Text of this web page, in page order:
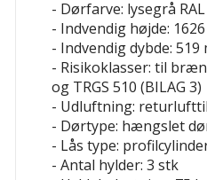
- Dørfarve: lysegrå
- Indvendig højde:
- Indvendig dybde: 519
- Risikoklasser: til
og TRGS 510 (BILAG 3)
- Udluftning:
- Dørtype: hængslet
- Lås type:
- Antal hylder: 3 stk